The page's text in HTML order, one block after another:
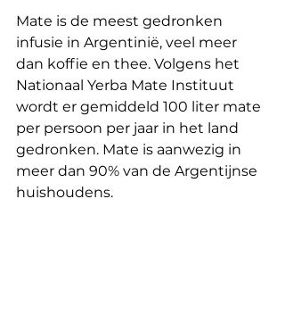
Mate is de meest gedronken
infusie in Argentinië, veel meer
dan koffie en thee. Volgens het
Nationaal Yerba Mate Instituut
wordt er gemiddeld 100 liter mate
per persoon per jaar in het land
gedronken. Mate is aanwezig in
meer dan 90% van de Argentijnse
huishoudens.